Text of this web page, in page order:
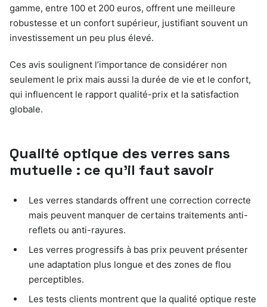
gamme, entre 100 et 200 euros, offrent une meilleure
robustesse et un confort supérieur, justifiant souvent un
investissement un peu plus élevé.
Ces avis soulignent l’importance de considérer non
seulement le prix mais aussi la durée de vie et le confort,
qui influencent le rapport qualité-prix et la satisfaction
globale.
Qualité optique des verres sans
mutuelle : ce qu’il faut savoir
Les verres standards offrent une correction correcte
mais peuvent manquer de certains traitements anti-
reflets ou anti-rayures.
Les verres progressifs à bas prix peuvent présenter
une adaptation plus longue et des zones de flou
perceptibles.
Les tests clients montrent que la qualité optique reste